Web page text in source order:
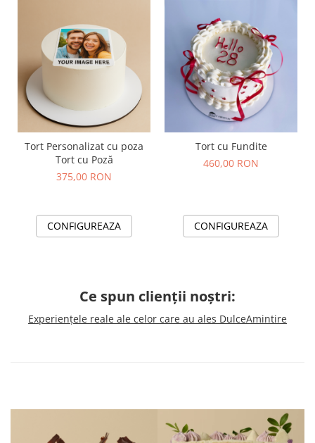
Tort Personalizat cu poza
Tort cu Poză
375,00 RON
CONFIGUREAZA
Tort cu Fundite
460,00 RON
CONFIGUREAZA
Ce spun clienții noștri:
Experiențele reale ale celor care au ales DulceAmintire